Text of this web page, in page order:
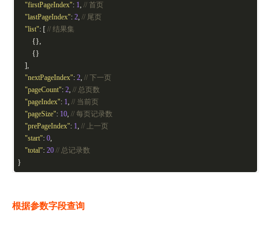
"firstPageIndex": 1, // 首页
"lastPageIndex": 2, // 尾页
"list": [ // 结果集
{},
{}
],
"nextPageIndex": 2, // 下一页
"pageCount": 2, // 总页数
"pageIndex": 1, // 当前页
"pageSize": 10, // 每页记录数
"prePageIndex": 1, // 上一页
"start": 0,
"total": 20 // 总记录数
}
根据参数字段查询